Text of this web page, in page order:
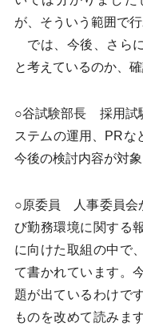
が、そういう範囲で
では、今後、さら
と考えているのか、
○谷試験部長 採用試
ステムの運用、PRな
今後の検討内容が対
○原委員 人事委員会
び勤務環境に関する
に向けた取組の中で
て書かれています。
題が出ているわけで
ものを改めて読みま